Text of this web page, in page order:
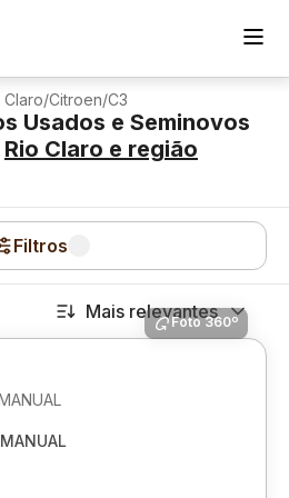
Claro/Citroen/C3
Usados e Seminovos
Rio Claro e região
Filtros
Mais relevantes
Foto 360º
MANUAL